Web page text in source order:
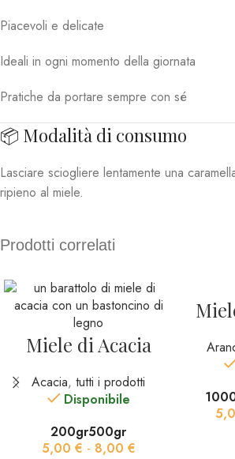
Piacevoli e delicate
Ideali in ogni momento della giornata
Pratiche da portare sempre con sé
📦 Modalità di consumo
Lasciare sciogliere lentamente una
ripieno al miele.
Prodotti correlati
Miele di Acacia
Acacia, tutti i prodotti
Disponibile
200gr500gr
5,00 € - 8,00 €